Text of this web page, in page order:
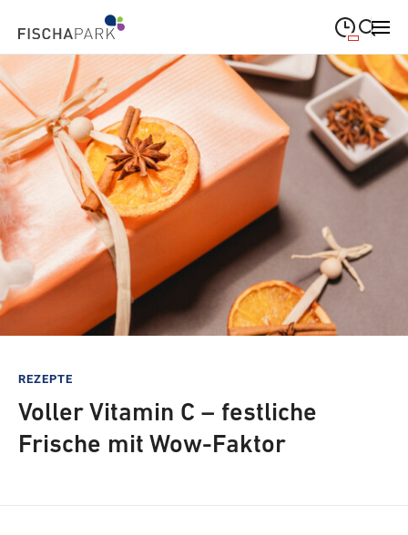
Suche schließen
Montag
MONTAG 09:00—19:00
Dienstag
DIENSTAG 09:00—19:00
Mittwoch
MITTWOCH 09:00—19:00
Donnerstag
DONNERSTAG
Freitag
FREITAG 09:00—19:00
09:00
REZEPTE
Voller Vitamin C – festliche
Frische mit Wow-Faktor